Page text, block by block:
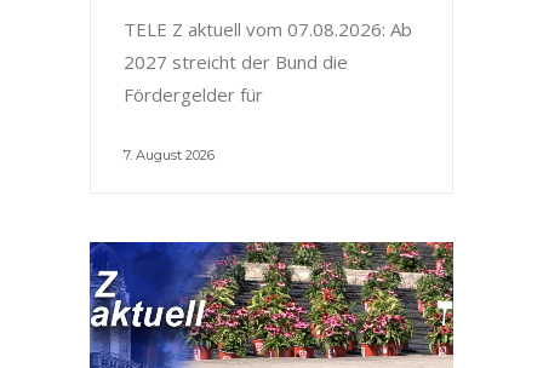
TELE Z aktuell vom 07.08.2026: Ab
2027 streicht der Bund die
Fördergelder für
7. August 2026